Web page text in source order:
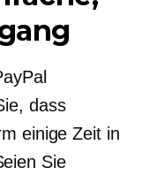
dass
einige Zeit in
Sie